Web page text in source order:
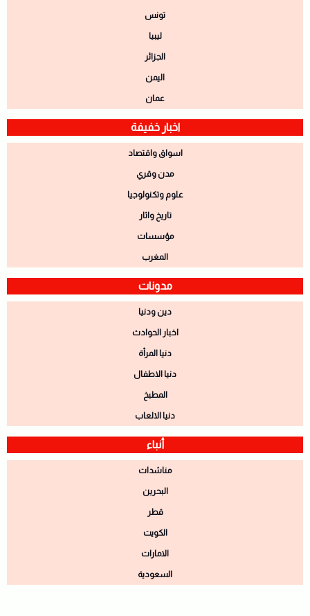
تونس
ليبيا
الجزائر
اليمن
عمان
اخبار خفيفة
اسواق واقتصاد
مدن وقري
علوم وتكنولوجيا
تاريخ واثار
مؤسسات
المغرب
مدونات
دين ودنيا
اخبار الحوادث
دنيا المرأة
دنيا الاطفال
المطبخ
دنيا الالعاب
أنباء
مناشدات
البحرين
قطر
الكويت
الامارات
السعودية